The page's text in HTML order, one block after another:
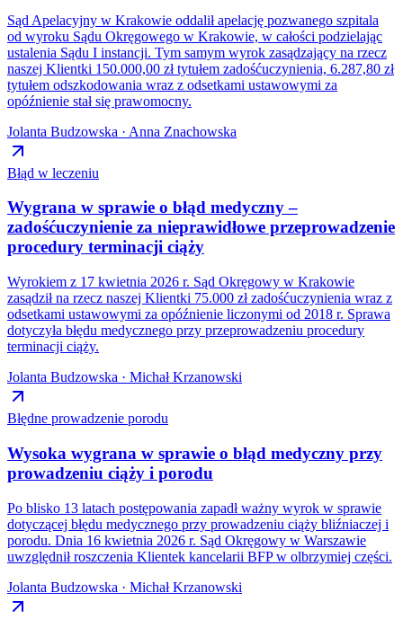
Sąd Apelacyjny w Krakowie oddalił apelację pozwanego szpitala
od wyroku Sądu Okręgowego w Krakowie, w całości podzielając
ustalenia Sądu I instancji. Tym samym wyrok zasądzający na rzecz
naszej Klientki 150.000,00 zł tytułem zadośćuczynienia, 6.287,80 zł
tytułem odszkodowania wraz z odsetkami ustawowymi za
opóźnienie stał się prawomocny.
Jolanta Budzowska · Anna Znachowska
Błąd w leczeniu
Wygrana w sprawie o błąd medyczny –
zadośćuczynienie za nieprawidłowe przeprowadzenie
procedury terminacji ciąży
Wyrokiem z 17 kwietnia 2026 r. Sąd Okręgowy w Krakowie
zasądził na rzecz naszej Klientki 75.000 zł zadośćuczynienia wraz z
odsetkami ustawowymi za opóźnienie liczonymi od 2018 r. Sprawa
dotyczyła błędu medycznego przy przeprowadzeniu procedury
terminacji ciąży.
Jolanta Budzowska · Michał Krzanowski
Błędne prowadzenie porodu
Wysoka wygrana w sprawie o błąd medyczny przy
prowadzeniu ciąży i porodu
Po blisko 13 latach postępowania zapadł ważny wyrok w sprawie
dotyczącej błędu medycznego przy prowadzeniu ciąży bliźniaczej i
porodu. Dnia 16 kwietnia 2026 r. Sąd Okręgowy w Warszawie
uwzględnił roszczenia Klientek kancelarii BFP w olbrzymiej części.
Jolanta Budzowska · Michał Krzanowski